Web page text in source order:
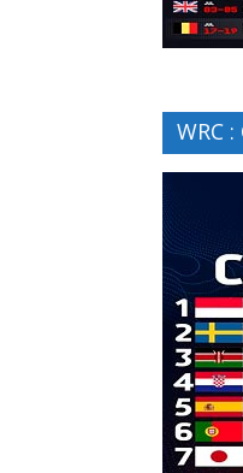
WRC